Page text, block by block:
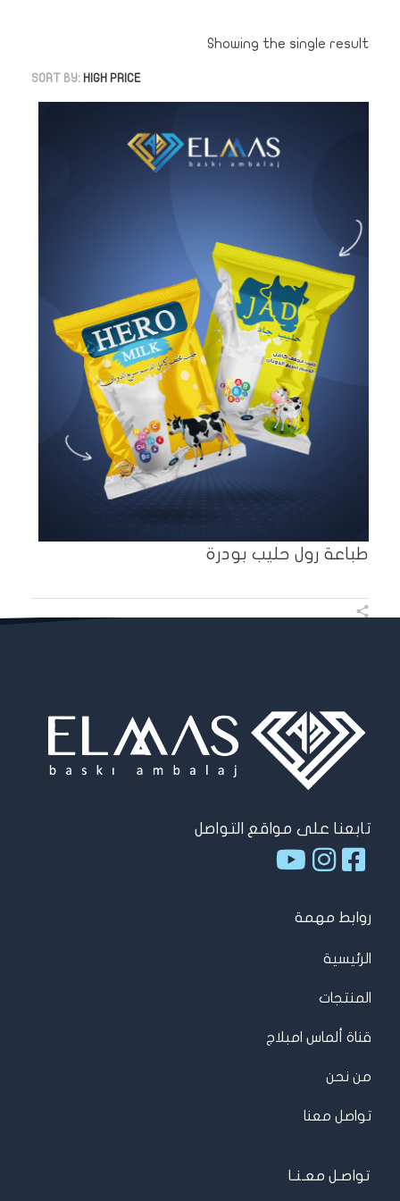
Showing the single result
SORT BY: HIGH PRICE
طباعة رول حليب بودرة
تابعنا على مواقع التواصل
روابط مهمة
الرئيسية
المنتجات
قناة ألماس امبلاج
من نحن
تواصل معنا
تواصـل معـنـا